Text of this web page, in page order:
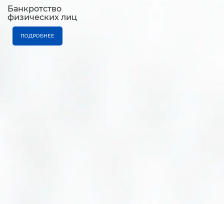
Банкротство
физических лиц
ПОДРОБНЕЕ